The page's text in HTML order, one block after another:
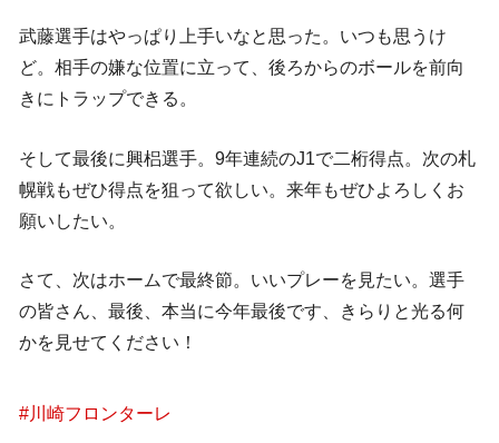
武藤選手はやっぱり上手いなと思った。いつも思うけ
ど。相手の嫌な位置に立って、後ろからのボールを前向
きにトラップできる。
そして最後に興梠選手。9年連続のJ1で二桁得点。次の札
幌戦もぜひ得点を狙って欲しい。来年もぜひよろしくお
願いしたい。
さて、次はホームで最終節。いいプレーを見たい。選手
の皆さん、最後、本当に今年最後です、きらりと光る何
かを見せてください！
#川崎フロンターレ